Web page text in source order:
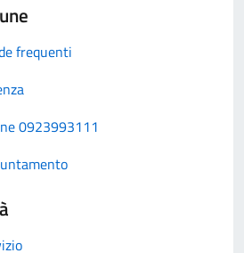
frequenti
0923993111